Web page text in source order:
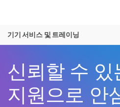
솔루션
기기 서비스 및 트레이닝
신뢰할 수 있
지원으로 안
보다 관련성이 높은 콘텐
있습니다. 주요 관심 분야
암 연구
미생물학 연구
농업유전체학 연구
복합 질환 연구